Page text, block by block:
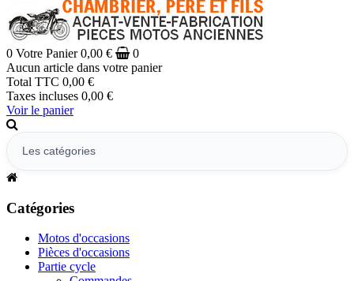
0 Votre Panier 0,00 €
0
Aucun article dans votre panier
Total TTC 0,00 €
Taxes incluses 0,00 €
Voir le panier
Catégories
Motos d'occasions
Pièces d'occasions
Partie cycle